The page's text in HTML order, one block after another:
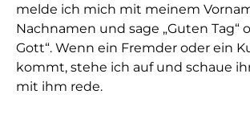
melde ich mich mit meinem
Nachnamen und sage „Guten Tag“
Gott“. Wenn ein Fremder oder ein
kommt, stehe ich auf und schaue
mit ihm rede.